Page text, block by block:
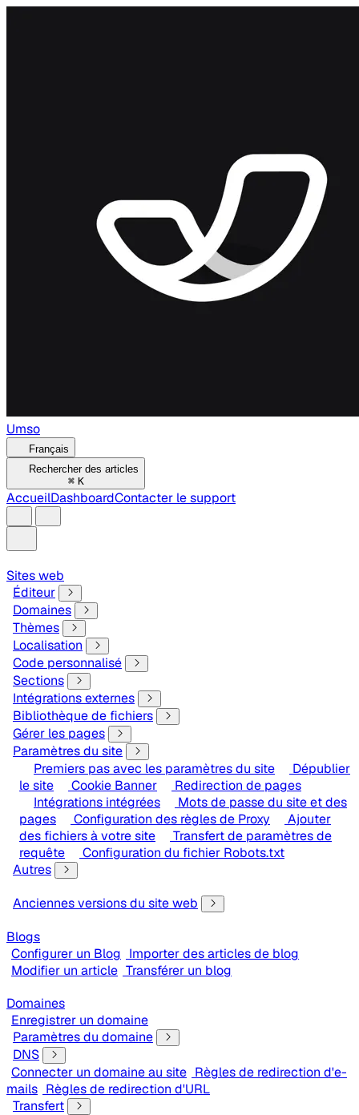
Umso
Français
Rechercher des articles
⌘ K
AccueilDashboardContacter le support
Sites web
Éditeur
Domaines
Thèmes
Localisation
Code personnalisé
Sections
Intégrations externes
Bibliothèque de fichiers
Gérer les pages
Paramètres du site
Premiers pas avec les paramètres du site
Dépublier
le site
Cookie Banner
Redirection de pages
Intégrations intégrées
Mots de passe du site et des
pages
Configuration des règles de Proxy
Ajouter
des fichiers à votre site
Transfert de paramètres de
requête
Configuration du fichier Robots.txt
Autres
Anciennes versions du site web
Blogs
Configurer un Blog Importer des articles de blog
Modifier un article Transférer un blog
Domaines
Enregistrer un domaine
Paramètres du domaine
DNS
Connecter un domaine au site Règles de redirection d'e-
mails Règles de redirection d'URL
Transfert